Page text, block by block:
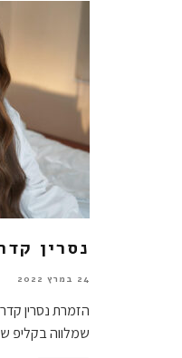
נסרין
24 במרץ 2022
הזמרת נסרין
שמלווה בקליפ